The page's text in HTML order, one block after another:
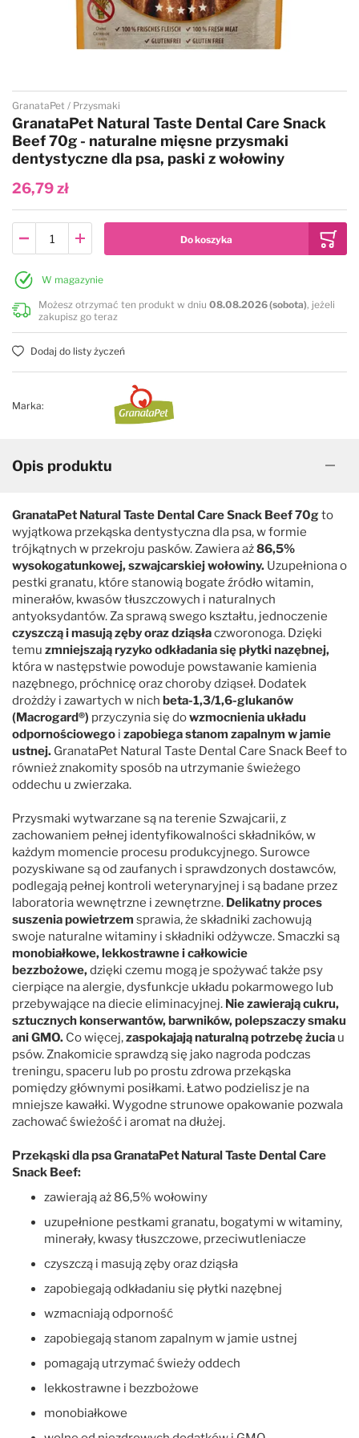
Przejdź na początek galerii
GranataPet Przysmaki
GranataPet Natural Taste Dental Care Snack
Beef 70g - naturalne mięsne przysmaki
dentystyczne dla psa, paski z wołowiny
26,79 zł
W magazynie
Możesz otrzymać ten produkt w dniu08.08.2026 (sobota), jeżeli
zakupisz go teraz
Dodaj do listy życzeń
Marka:
Opis produktu
GranataPet Natural Taste Dental Care Snack Beef 70gto
wyjątkowa przekąska dentystyczna dla psa, w formie
trójkątnych w przekroju pasków. Zawiera aż86,5%
wysokogatunkowej, szwajcarskiej wołowiny. Uzupełniona o
pestki granatu, które stanowią bogate źródło witamin,
minerałów, kwasów tłuszczowych i naturalnych
antyoksydantów. Za sprawą swego kształtu, jednoczenie
czyszczą i masują zęby oraz dziąsłaczworonoga. Dzięki
temu zmniejszają ryzyko odkładania się płytki nazębnej,
która w następstwie powoduje powstawanie kamienia
nazębnego, próchnicę oraz choroby dziąseł. Dodatek
drożdży i zawartych w nich beta-1,3/1,6-glukanów
(Macrogard®) przyczynia się dowzmocnienia układu
odpornościowego i zapobiega stanom zapalnym w jamie
ustnej. GranataPet Natural Taste Dental Care Snack Beef to
również znakomity sposób na utrzymanie świeżego
oddechu u zwierzaka.
Przysmaki wytwarzane są na terenie Szwajcarii, z
zachowaniem pełnej identyfikowalności składników, w
każdym momencie procesu produkcyjnego. Surowce
pozyskiwane są od zaufanych i sprawdzonych dostawców,
podlegają pełnej kontroli weterynaryjnej i są badane przez
laboratoria wewnętrzne i zewnętrzne. Delikatny proces
suszenia powietrzem sprawia, że składniki zachowują
swoje naturalne witaminy i składniki odżywcze. Smaczki są
monobiałkowe, lekkostrawne i całkowicie
bezzbożowe,dzięki czemu mogą je spożywać także psy
cierpiące na alergie, dysfunkcje układu pokarmowego lub
przebywające na diecie eliminacyjnej. Nie zawierają cukru,
sztucznych konserwantów, barwników, polepszaczy smaku
ani GMO. Co więcej,zaspokajają naturalną potrzebę żucia u
psów. Znakomicie sprawdzą się jako nagroda podczas
treningu, spaceru lub po prostu zdrowa przekąska
pomiędzy głównymi posiłkami. Łatwo podzielisz je na
mniejsze kawałki. Wygodne strunowe opakowanie pozwala
zachować świeżość i aromat na dłużej.
Przekąski dla psa GranataPet Natural Taste Dental Care
Snack Beef:
zawierają aż 86,5% wołowiny
uzupełnione pestkami granatu, bogatymi w witaminy,
minerały, kwasy tłuszczowe, przeciwutleniacze
czyszczą i masują zęby oraz dziąsła
zapobiegają odkładaniu się płytki nazębnej
wzmacniają odporność
zapobiegają stanom zapalnym w jamie ustnej
pomagają utrzymać świeży oddech
lekkostrawne i bezzbożowe
monobiałkowe